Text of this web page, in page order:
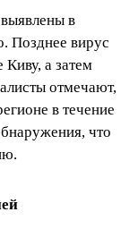
в
Позднее вирус
а затем
отмечают,
в течение
что